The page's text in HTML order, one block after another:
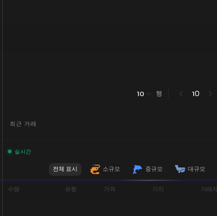
10 행 10
최근 거래
실시간
전체 표시 소규모 중규모 대규모
수량 유형 가격 가치 거래